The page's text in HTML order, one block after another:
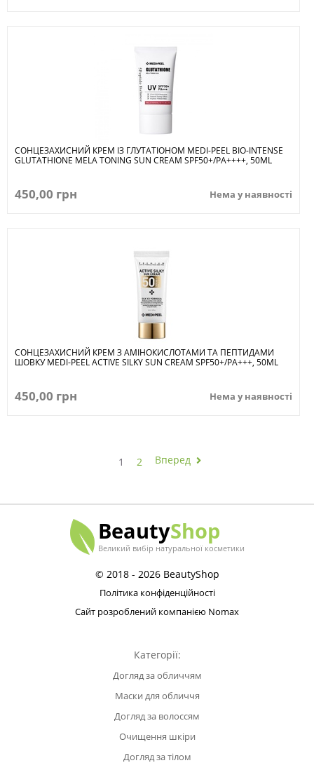
СОНЦЕЗАХИСНИЙ КРЕМ ІЗ ГЛУТАТІОНОМ MEDI-PEEL BIO-INTENSE
GLUTATHIONE MELA TONING SUN CREAM SPF50+/PA++++, 50ML
450,00 грн Нема у наявності
СОНЦЕЗАХИСНИЙ КРЕМ З АМІНОКИСЛОТАМИ ТА ПЕПТИДАМИ
ШОВКУ MEDI-PEEL ACTIVE SILKY SUN CREAM SPF50+/PA+++, 50ML
450,00 грн Нема у наявності
1 2 Вперед
BeautyShop
Великий вибір натуральної косметики
© 2018 - 2026 BeautyShop
Політика конфіденційності
Сайт розроблений компанією Nomax
Категорії:
Догляд за обличчям
Маски для обличчя
Догляд за волоссям
Очищення шкіри
Догляд за тілом